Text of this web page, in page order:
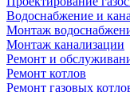
Водоснабжение и
Монтаж
Монтаж канализации
Ремонт и
Ремонт котлов
Ремонт газовых